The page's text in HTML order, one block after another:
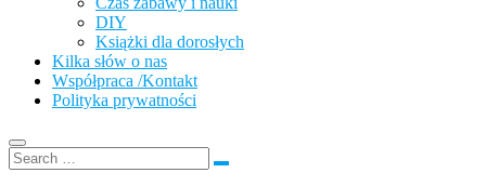
DIY
Książki dla dorosłych
Kilka słów o nas
Współpraca /Kontakt
Polityka prywatności